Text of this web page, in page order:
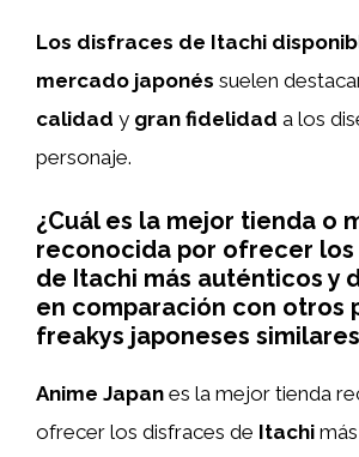
Los disfraces de Itachi
mercado japonés suelen
calidad y gran fidelidad a los
personaje.
¿Cuál es la mejor tienda o
reconocida por ofrecer
de Itachi más auténticos y
en comparación con otros
freakys japoneses
Anime Japan es la mejor tienda
ofrecer los disfraces de Itachi